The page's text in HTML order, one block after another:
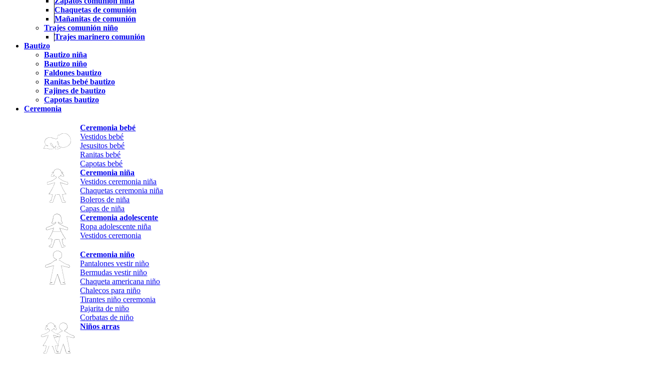
Chaquetas de comunión
Mañanitas de comunión
Trajes comunión niño
Trajes marinero comunión
Bautizo
Bautizo niña
Bautizo niño
Faldones bautizo
Ranitas bebé bautizo
Fajines de bautizo
Capotas bautizo
Ceremonia
Ceremonia bebé
Vestidos bebé
Jesusitos bebé
Ranitas bebé
Capotas bebé
Ceremonia niña
Vestidos ceremonia niña
Chaquetas ceremonia niña
Boleros de niña
Capas de niña
Ceremonia adolescente
Ropa adolescente niña
Vestidos ceremonia
Ceremonia niño
Pantalones vestir niño
Bermudas vestir niño
Chaqueta americana niño
Chalecos para niño
Tirantes niño ceremonia
Pajarita de niño
Corbatas de niño
Niños arras